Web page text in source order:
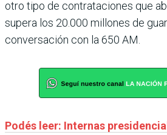
otro tipo de contrataciones que
supera los 20.000 millones de
conversación con la 650 AM.
Podés leer: Internas